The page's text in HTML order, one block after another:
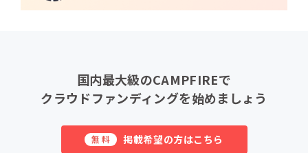
国内最大級のCAMPFIREで
クラウドファンディングを始めましょう
無料 掲載希望の方はこちら